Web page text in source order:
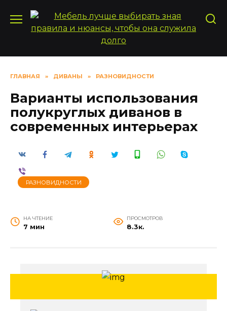
содержанию
ГЛАВНАЯ » ДИВАНЫ » РАЗНОВИДНОСТИ
Варианты использования
полукруглых диванов в
современных интерьерах
РАЗНОВИДНОСТИ
НА ЧТЕНИЕ
7 мин
ПРОСМОТРОВ
8.3к.